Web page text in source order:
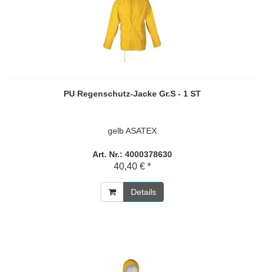
PU Regenschutz-Jacke Gr.S - 1 ST
gelb ASATEX
Art. Nr.: 4000378630
40,40 € *
Details